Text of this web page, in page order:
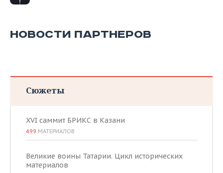
НОВОСТИ ПАРТНЕРОВ
Сюжеты
XVI саммит БРИКС в Казани
499 МАТЕРИАЛОВ
Великие воины Татарии. Цикл исторических
материалов